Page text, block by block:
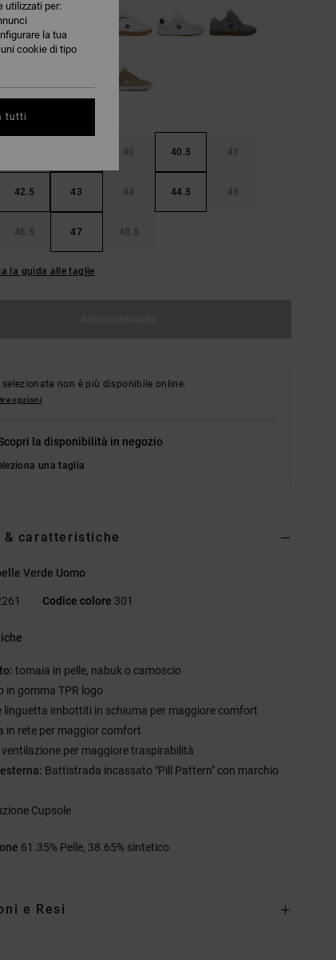
40 40.5 41
42.5 43 44 44.5 45
46.5 47 48.5
la guida alle taglie
selezionata non è più disponibile online.
opzioni
la disponibilità in negozio
una taglia
& caratteristiche
Verde Uomo
Codice colore 301
tomaia in pelle, nabuk o camoscio
in gomma TPR logo
linguetta imbottiti in schiuma per maggiore comfort
in rete per maggior comfort
ventilazione per maggiore traspirabilità
Battistrada incassato "Pill Pattern" con marchio
Cupsole
61.35% Pelle, 38.65% sintetico
e Resi
utilizzati per:
la tua
cookie di tipo
tutti